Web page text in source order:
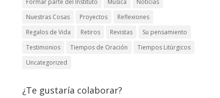
Formar parte del Instituto
Música
Noticias
Nuestras Cosas
Proyectos
Reflexiones
Regalos de Vida
Retiros Revistas
Su pensamiento
Testimonios
Tiempos de Oración
Tiempos Litúrgicos
Uncategorized
¿Te gustaría colaborar?